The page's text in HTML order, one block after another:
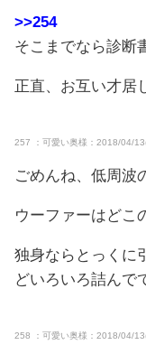
>>254
そこまでなら診断
正直、お互い才居
257 ：可愛い奥様：2018/04/
ごめんね、低周波
ウーファーはどこ
独身ならとっくに
どいろいろ詰んで
258 ：可愛い奥様：2018/04/